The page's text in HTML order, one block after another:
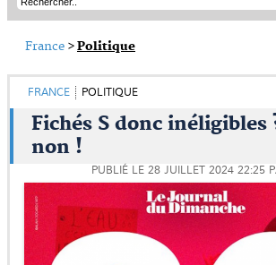
France >Politique
FRANCE POLITIQUE
Fichés S donc inéligibles
non !
PUBLIÉ LE 28 JUILLET 2024 22:25